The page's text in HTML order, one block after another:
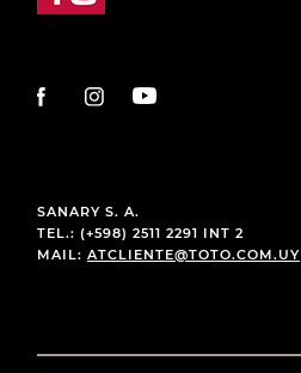
SANARY S. A.
TEL.: (+598) 2511 2291 INT 2
MAIL: ATCLIENTE@TOTO.COM.UY